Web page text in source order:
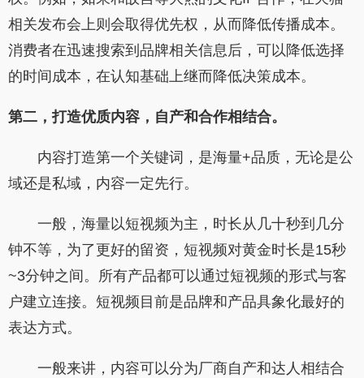
相关发布会上则会取得优先权，从而降低传播成本。
消费者在迅速搜索到品牌相关信息后，可以降低选择
的时间成本，在认知基础上继而降低决策成本。
第二，打造优质内容，自产和合作相结合。
内容打造第一个关键词，是海量+品质，无论是公
域还是私域，内容一定先行。
一般，海量以短视频为主，时长从几十秒到几分
钟不等，为了更好的留资，短视频对黄金时长是15秒
~3分钟之间。所有产品都可以通过短视频的形式与客
户建立连接。短视频目前是品牌和产品具象化最好的
表达方式。
一般来讲，内容可以分为厂商自产和达人相结合